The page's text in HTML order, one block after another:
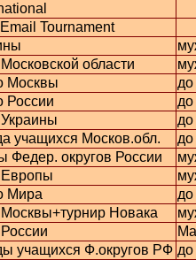
Tournament
области
Москвы
России
учащихся Москов.обл.
Федер. округов России
Мира
Новака
учащихся Ф.округов РФ